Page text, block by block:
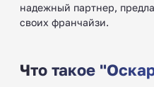
надежный партнер,
своих франчайзи.
Что такое